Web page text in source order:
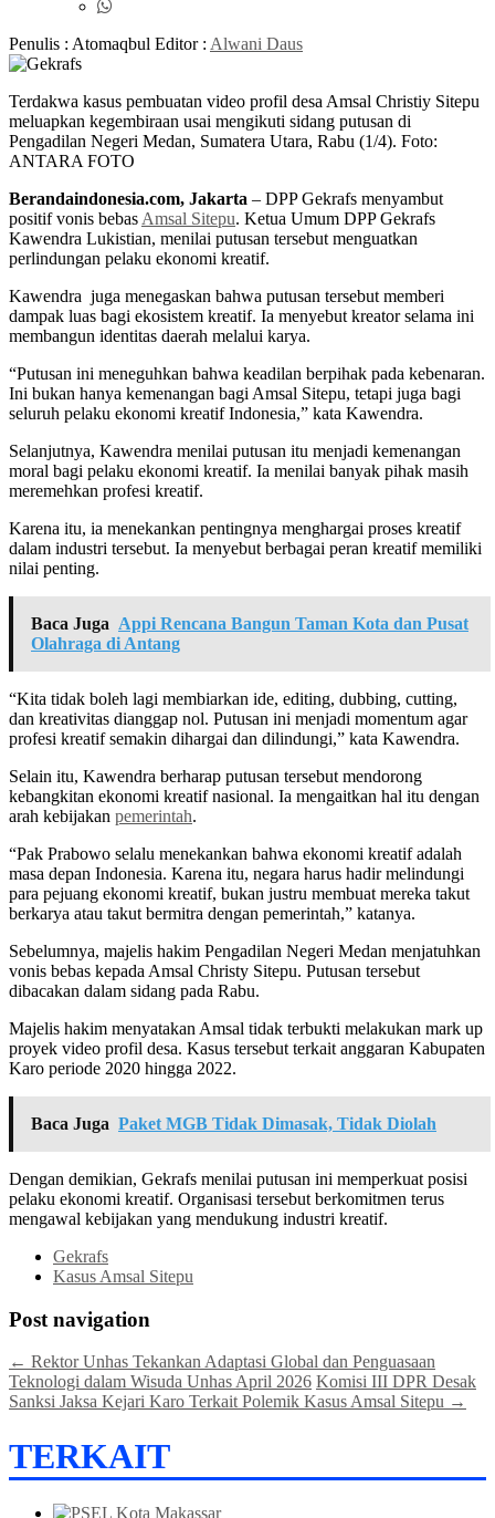
Penulis : Atomaqbul Editor : Alwani Daus
Terdakwa kasus pembuatan video profil desa Amsal Christiy Sitepu
meluapkan kegembiraan usai mengikuti sidang putusan di
Pengadilan Negeri Medan, Sumatera Utara, Rabu (1/4). Foto:
ANTARA FOTO
Berandaindonesia.com, Jakarta – DPP Gekrafs menyambut
positif vonis bebas Amsal Sitepu. Ketua Umum DPP Gekrafs
Kawendra Lukistian, menilai putusan tersebut menguatkan
perlindungan pelaku ekonomi kreatif.
Kawendra juga menegaskan bahwa putusan tersebut memberi
dampak luas bagi ekosistem kreatif. Ia menyebut kreator selama ini
membangun identitas daerah melalui karya.
“Putusan ini meneguhkan bahwa keadilan berpihak pada kebenaran.
Ini bukan hanya kemenangan bagi Amsal Sitepu, tetapi juga bagi
seluruh pelaku ekonomi kreatif Indonesia,” kata Kawendra.
Selanjutnya, Kawendra menilai putusan itu menjadi kemenangan
moral bagi pelaku ekonomi kreatif. Ia menilai banyak pihak masih
meremehkan profesi kreatif.
Karena itu, ia menekankan pentingnya menghargai proses kreatif
dalam industri tersebut. Ia menyebut berbagai peran kreatif memiliki
nilai penting.
Baca Juga Appi Rencana Bangun Taman Kota dan Pusat
Olahraga di Antang
“Kita tidak boleh lagi membiarkan ide, editing, dubbing, cutting,
dan kreativitas dianggap nol. Putusan ini menjadi momentum agar
profesi kreatif semakin dihargai dan dilindungi,” kata Kawendra.
Selain itu, Kawendra berharap putusan tersebut mendorong
kebangkitan ekonomi kreatif nasional. Ia mengaitkan hal itu dengan
arah kebijakan pemerintah.
“Pak Prabowo selalu menekankan bahwa ekonomi kreatif adalah
masa depan Indonesia. Karena itu, negara harus hadir melindungi
para pejuang ekonomi kreatif, bukan justru membuat mereka takut
berkarya atau takut bermitra dengan pemerintah,” katanya.
Sebelumnya, majelis hakim Pengadilan Negeri Medan menjatuhkan
vonis bebas kepada Amsal Christy Sitepu. Putusan tersebut
dibacakan dalam sidang pada Rabu.
Majelis hakim menyatakan Amsal tidak terbukti melakukan mark up
proyek video profil desa. Kasus tersebut terkait anggaran Kabupaten
Karo periode 2020 hingga 2022.
Baca Juga Paket MGB Tidak Dimasak, Tidak Diolah
Dengan demikian, Gekrafs menilai putusan ini memperkuat posisi
pelaku ekonomi kreatif. Organisasi tersebut berkomitmen terus
mengawal kebijakan yang mendukung industri kreatif.
Gekrafs
Kasus Amsal Sitepu
Post navigation
← Rektor Unhas Tekankan Adaptasi Global dan Penguasaan
Teknologi dalam Wisuda Unhas April 2026 Komisi III DPR Desak
Sanksi Jaksa Kejari Karo Terkait Polemik Kasus Amsal Sitepu →
TERKAIT